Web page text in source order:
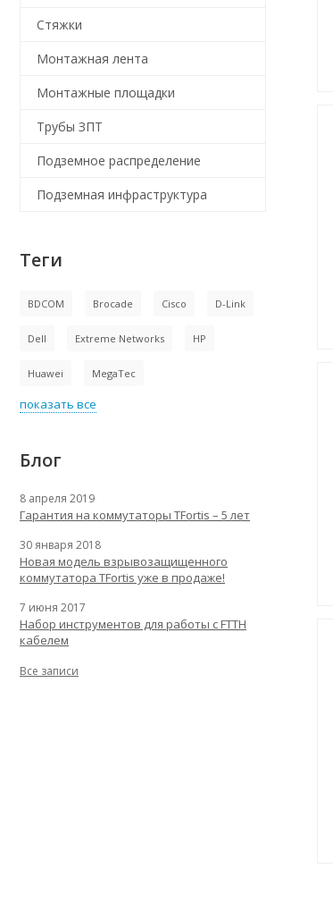
Стяжки
Монтажная лента
Монтажные площадки
Трубы ЗПТ
Подземное распределение
Подземная инфраструктура
Теги
BDCOM Brocade Cisco D-Link
Dell Extreme Networks HP
Huawei MegaTec
показать все
Блог
8 апреля 2019
Гарантия на коммутаторы TFortis – 5 лет
30 января 2018
Новая модель взрывозащищенного
коммутатора TFortis уже в продаже!
7 июня 2017
Набор инструментов для работы с FTTH
кабелем
Все записи